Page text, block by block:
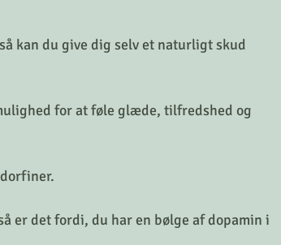
kan du give dig selv et naturligt skud
for at føle glæde, tilfredshed og
er det fordi, du har en bølge af dopamin i